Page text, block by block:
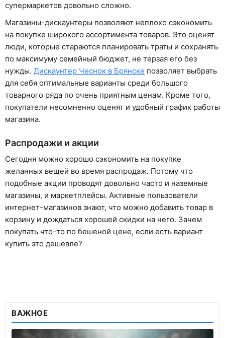
супермаркетов довольно сложно.
Магазины-дискаунтеры позволяют неплохо сэкономить
на покупке широкого ассортимента товаров. Это оценят
люди, которые стараются планировать траты и сохранять
по максимуму семейный бюджет, не терзая его без
нужды. Дискаунтер Чеснок в Брянске позволяет выбрать
для себя оптимальные варианты среди большого
товарного ряда по очень приятным ценам. Кроме того,
покупатели несомненно оценят и удобный график работы
магазина.
Распродажи и акции
Сегодня можно хорошо сэкономить на покупке
желанных вещей во время распродаж. Потому что
подобные акции проводят довольно часто и наземные
магазины, и маркетплейсы. Активные пользователи
интернет-магазинов знают, что можно добавить товар в
корзину и дождаться хорошей скидки на него. Зачем
покупать что-то по бешеной цене, если есть вариант
купить это дешевле?
ВАЖНОЕ